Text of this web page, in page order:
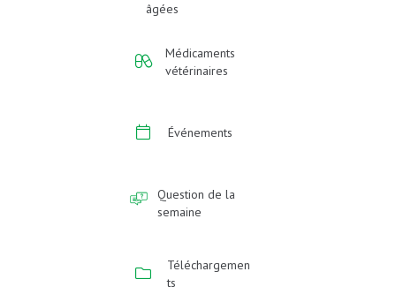
âgées
Médicaments
vétérinaires
Événements
Question de la
semaine
Téléchargemen
ts